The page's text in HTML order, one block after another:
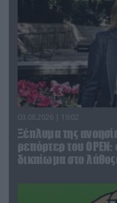
03.08.2026 | 19:02
Ξέπλυμα της
ρεπόρτερ του
δικαίωμα στο